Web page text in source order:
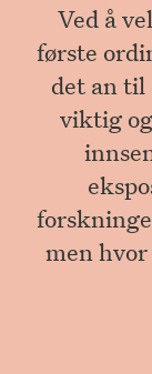
Ved å
første
det an til
viktig
men